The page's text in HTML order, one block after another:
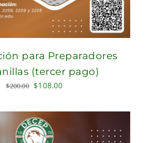
para Preparadores
(tercer pago)
$200.00 Original
was:
$200.00.
$108.00
is: